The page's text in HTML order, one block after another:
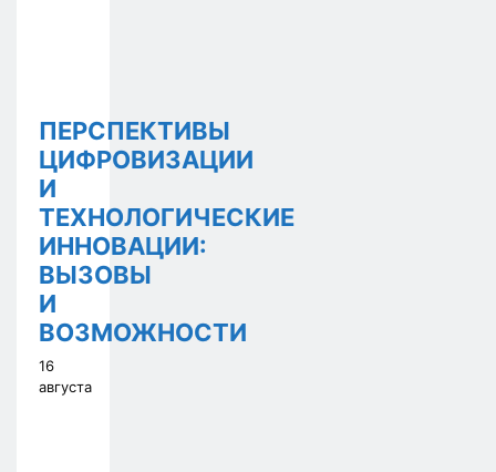
ПЕРСПЕКТИВЫ
ЦИФРОВИЗАЦИИ
И
ТЕХНОЛОГИЧЕСКИЕ
ИННОВАЦИИ:
ВЫЗОВЫ
И
ВОЗМОЖНОСТИ
16
августа